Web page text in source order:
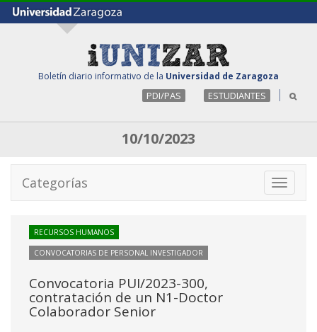
Boletín diario informativo de la Universidad de Zaragoza
PDI/PAS ESTUDIANTES
10/10/2023
Toggle
Categorías
RECURSOS HUMANOS
CONVOCATORIAS DE PERSONAL INVESTIGADOR
Convocatoria PUI/2023-300,
contratación de un N1-Doctor
Colaborador Senior